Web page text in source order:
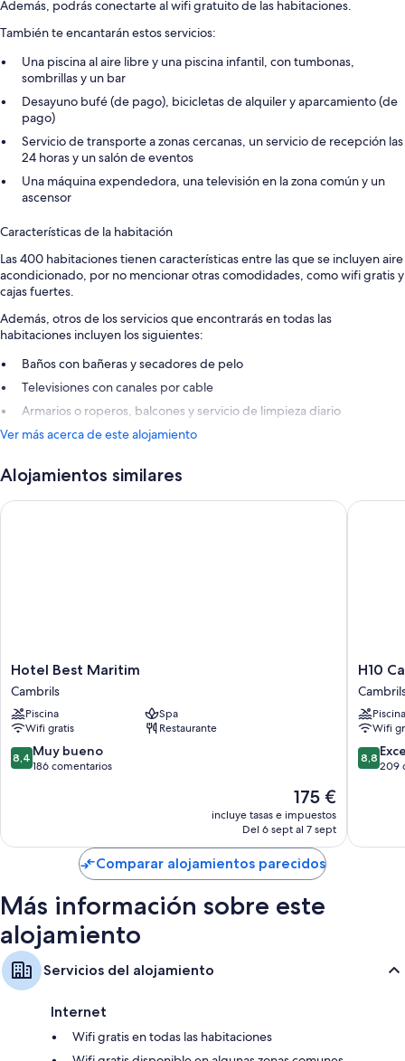
Además, podrás conectarte al wifi gratuito de las habitaciones.
También te encantarán estos servicios:
Una piscina al aire libre y una piscina infantil, con tumbonas,
sombrillas y un bar
Desayuno bufé (de pago), bicicletas de alquiler y aparcamiento (de
pago)
Servicio de transporte a zonas cercanas, un servicio de recepción las
24 horas y un salón de eventos
Una máquina expendedora, una televisión en la zona común y un
ascensor
Características de la habitación
Las 400 habitaciones tienen características entre las que se incluyen aire
acondicionado, por no mencionar otras comodidades, como wifi gratis y
cajas fuertes.
Además, otros de los servicios que encontrarás en todas las
habitaciones incluyen los siguientes:
Baños con bañeras y secadores de pelo
Televisiones con canales por cable
Armarios o roperos, balcones y servicio de limpieza diario
Ver más acerca de este alojamiento
Alojamientos similares
Hotel
Best
Maritim
Cambrils
Hotel Best Maritim
Cambrils
Piscina
Spa
Wifi gratis
Restaurante
8.4
sobre
8,4 Muy bueno
186 comentarios
El
precio
actual
de
175 €
175 €
incluye tasas e impuestos
Del 6 sept al 7 sept
Hotel Best Maritim
H10
Cambrils
Playa
Cambrils
H10
Piscina
Wifi
8.8
sobre
8,8
209
H10
Comparar alojamientos parecidos
Más información sobre este
alojamiento
Servicios del alojamiento
Internet
Wifi gratis en todas las habitaciones